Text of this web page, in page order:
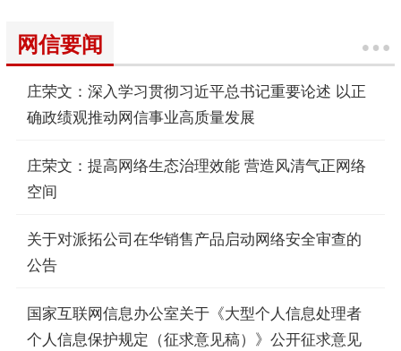
网信要闻
庄荣文：深入学习贯彻习近平总书记重要论述 以正
确政绩观推动网信事业高质量发展
庄荣文：提高网络生态治理效能 营造风清气正网络
空间
关于对派拓公司在华销售产品启动网络安全审查的
公告
国家互联网信息办公室关于《大型个人信息处理者
个人信息保护规定（征求意见稿）》公开征求意见